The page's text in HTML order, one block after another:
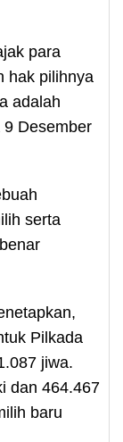
para
hak pilihnya
adalah
Desember
serta
Pilkada
jiwa.
dan 464.467
baru